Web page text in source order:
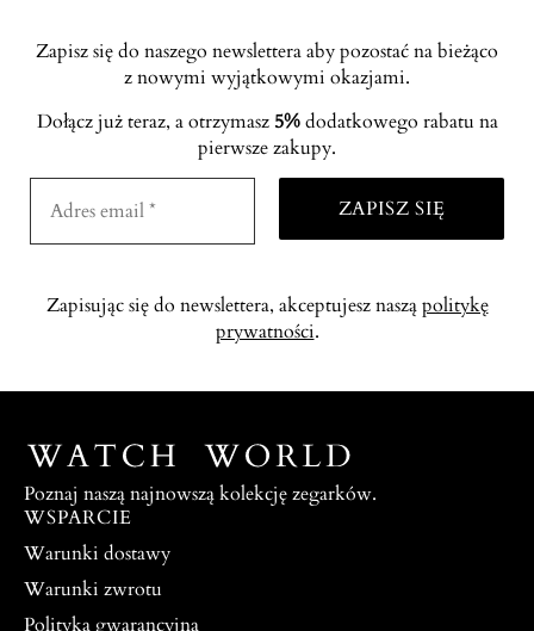
Zapisz się do naszego newslettera aby pozostać na bieżąco
z nowymi wyjątkowymi okazjami.
Dołącz już teraz, a otrzymasz 5%dodatkowego rabatu na
pierwsze zakupy.
Zapisując się do newslettera, akceptujesz nasząpolitykę
prywatności.
Poznaj naszą najnowszą kolekcję zegarków.
WSPARCIE
Warunki dostawy
Warunki zwrotu
Polityka gwarancyjna